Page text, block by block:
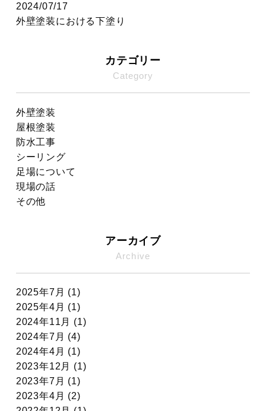
2024/07/17
外壁塗装における下塗り
カテゴリー
Category
外壁塗装
屋根塗装
防水工事
シーリング
足場について
現場の話
その他
アーカイブ
Archive
2025年7月 (1)
2025年4月 (1)
2024年11月 (1)
2024年7月 (4)
2024年4月 (1)
2023年12月 (1)
2023年7月 (1)
2023年4月 (2)